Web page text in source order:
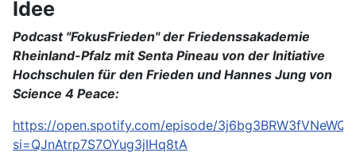
Idee
Podcast "FokusFrieden" der Friedenssakademie
Rheinland-Pfalz mit Senta Pineau von der Initiative
Hochschulen für den Frieden und Hannes Jung von
Science 4 Peace:
https://open.spotify.com/episode/
si=QJnAtrp7S7OYug3jIHq8tA